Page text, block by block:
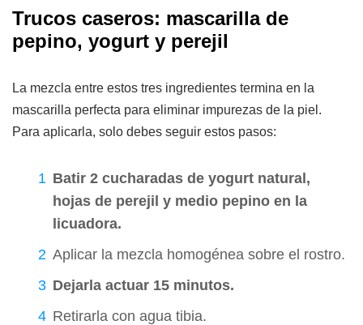
Trucos caseros: mascarilla de
pepino, yogurt y perejil
La mezcla entre estos tres ingredientes termina en la
mascarilla perfecta para eliminar impurezas de la piel.
Para aplicarla, solo debes seguir estos pasos:
Batir 2 cucharadas de yogurt natural,
hojas de perejil y medio pepino en la
licuadora.
Aplicar la mezcla homogénea sobre el rostro.
Dejarla actuar 15 minutos.
Retirarla con agua tibia.